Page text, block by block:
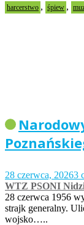
harcerstwo , śpiew ,
28 czerwca, 20263
WTZ PSONI
28 czerwca 1956
strajk generalny.
wojsko…..